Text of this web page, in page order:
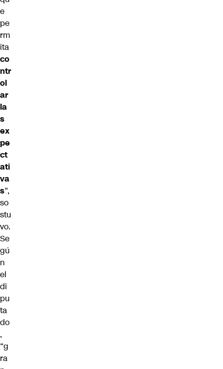
e
pe
rm
ita
co
ntr
ol
ar
la
s
ex
pe
ct
ati
va
s“,
so
stu
vo.
Se
gú
n
el
di
pu
ta
do
,
“g
ra